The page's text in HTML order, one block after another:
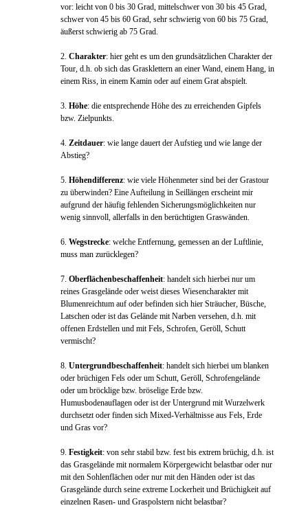
vor: leicht von 0 bis 30 Grad, mittelschwer von 30 bis 45 Grad,
schwer von 45 bis 60 Grad, sehr schwierig von 60 bis 75 Grad,
äußerst schwierig ab 75 Grad.
2. Charakter: hier geht es um den grundsätzlichen Charakter der
Tour, d.h. ob sich das Grasklettern an einer Wand, einem Hang, in
einem Riss, in einem Kamin oder auf einem Grat abspielt.
3. Höhe: die entsprechende Höhe des zu erreichenden Gipfels
bzw. Zielpunkts.
4. Zeitdauer: wie lange dauert der Aufstieg und wie lange der
Abstieg?
5. Höhendifferenz: wie viele Höhenmeter sind bei der Grastour
zu überwinden? Eine Aufteilung in Seillängen erscheint mir
aufgrund der häufig fehlenden Sicherungsmöglichkeiten nur
wenig sinnvoll, allerfalls in den berüchtigten Graswänden.
6. Wegstrecke: welche Entfernung, gemessen an der Luftlinie,
muss man zurücklegen?
7. Oberflächenbeschaffenheit: handelt sich hierbei nur um
reines Grasgelände oder weist dieses Wiesencharakter mit
Blumenreichtum auf oder befinden sich hier Sträucher, Büsche,
Latschen oder ist das Gelände mit Narben versehen, d.h. mit
offenen Erdstellen und mit Fels, Schrofen, Geröll, Schutt
vermischt?
8. Untergrundbeschaffenheit: handelt sich hierbei um blanken
oder brüchigen Fels oder um Schutt, Geröll, Schrofengelände
oder um bröcklige bzw. bröselige Erde bzw.
Humusbodenauflagen oder ist der Untergrund mit Wurzelwerk
durchsetzt oder finden sich Mixed-Verhältnisse aus Fels, Erde
und Gras vor?
9. Festigkeit: von sehr stabil bzw. fest bis extrem brüchig, d.h. ist
das Grasgelände mit normalem Körpergewicht belastbar oder nur
mit den Sohlenflächen oder nur mit den Händen oder ist das
Grasgelände durch seine extreme Lockerheit und Brüchigkeit auf
einzelnen Rasen- und Graspolstern nicht belastbar?